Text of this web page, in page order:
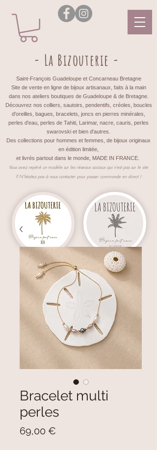
- La Bizouterie -
Saint-François Guadeloupe et Concarneau Bretagne
Site de vente en ligne de bijoux artisanaux, faits à la main
dans nos ateliers boutiques de Guadeloupe & de Bretagne.
Découvrez nos colliers, sautoirs, pendentifs, créoles, boucles
d'oreilles, bagues, bracelets, joncs en pierres minérales,
perles d'eau, perles de Tahiti, Larimar, nacre, cauris, perles
swarovski et bien d'autres.
Des collections pour hommes et femmes, de bijoux originaux
en édition limitée,
et livrés partout dans le monde, MADE IN FRANCE.
Vous avez repéré un modèle sur les réseaux sociaux qui n'est pas sur le site
? N'hésitez pas à nous contacter pour passer commande en direct !
Bracelet multi
perles
69,00 €